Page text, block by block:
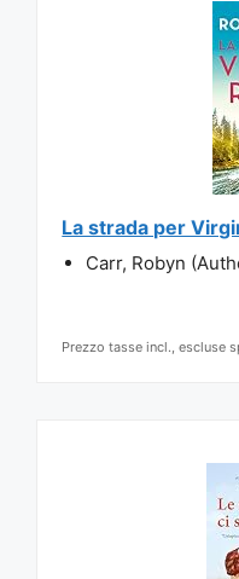
La strada per
Carr, Robyn
Prezzo tasse incl., escluse